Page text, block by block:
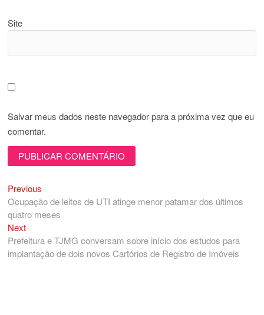
Site
Salvar meus dados neste navegador para a próxima vez que eu
comentar.
Navegação
de
Post
Previous
post:
Ocupação de leitos de UTI atinge menor patamar dos últimos
quatro meses
NextNext
post:
Prefeitura e TJMG conversam sobre início dos estudos para
implantação de dois novos Cartórios de Registro de Imóveis